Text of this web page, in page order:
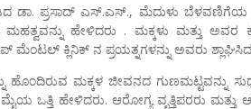
ಡಾ. ಪ್ರಸಾದ್ ಎಸ್.ಎಸ್., ಮೆದುಳು ಬೆಳವಣಿಗೆಯ
ಹೇಳಿದರು . ಮಕ್ಕಳು ಮತ್ತು ಅವರ
ಮೆಂಟಲ್ ಕ್ಲಿನಿಕ್ ನ ಪ್ರಯತ್ನಗಳನ್ನು ಅವರು
ಮಕ್ಕಳ ಜೀವನದ ಗುಣಮಟ್ಟವನ್ನು
ಮೈಯ ಒತ್ತಿ ಹೇಳಿದರು. ಆರೋಗ್ಯ ವೃತ್ತಿಪರರು